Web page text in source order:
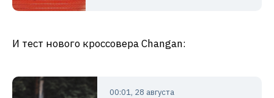
И тест нового кроссовера Changan:
00:01, 28 августа